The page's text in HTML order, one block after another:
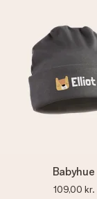
Babyhue
109,00 kr.